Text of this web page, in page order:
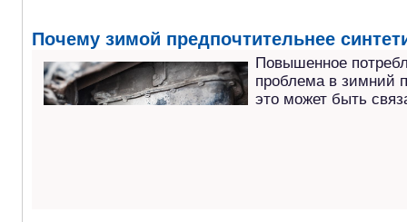
Почему зимой предпочтительнее
Повышенное
проблема в зимний
это может быть